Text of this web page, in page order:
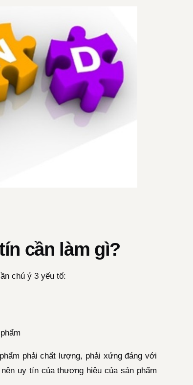
cần làm gì?
chú ý 3 yếu tố:
phải chất lượng, phải xứng đáng với
uy tín của thương hiệu của sản phẩm